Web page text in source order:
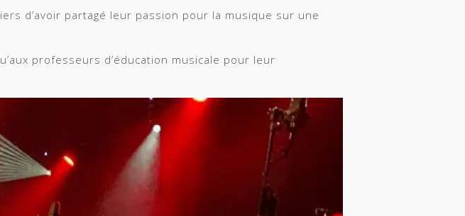
d’avoir partagé leur passion pour la musique sur une
professeurs d’éducation musicale pour leur